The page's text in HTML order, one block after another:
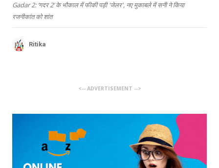
Gadar 2: ‘गदर 2’ के भौकाल में फीकी पड़ी 'जेलर', नए मुकाबले में सनी ने किया
रजनीकांत को शांत
Ritika
<-- ADVERTISEMENT -->